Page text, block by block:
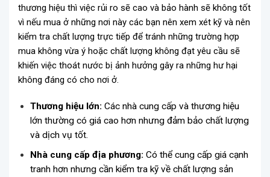
thương hiệu thì việc rủi ro sẽ cao và bảo hành sẽ không tốt
vì nếu mua ở những nơi này các bạn nên xem xét kỹ và nên
kiểm tra chất lượng trực tiếp để tránh những trường hợp
mua không vừa ý hoặc chất lượng không đạt yêu cầu sẽ
khiến việc thoát nước bị ảnh hưởng gây ra những hư hại
không đáng có cho nơi ở.
Thương hiệu lớn: Các nhà cung cấp và thương hiệu
lớn thường có giá cao hơn nhưng đảm bảo chất lượng
và dịch vụ tốt.
Nhà cung cấp địa phương: Có thể cung cấp giá cạnh
tranh hơn nhưng cần kiểm tra kỹ về chất lượng sản